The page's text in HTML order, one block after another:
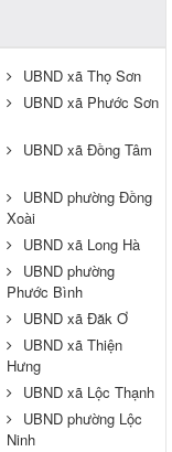
UBND xã Thọ Sơn
UBND xã Phước Sơn
UBND xã Đồng Tâm
UBND phường Đồng
Xoài
UBND xã Long Hà
UBND phường
Phước Bình
UBND xã Đăk Ơ
UBND xã Thiện
Hưng
UBND xã Lộc Thạnh
UBND phường Lộc
Ninh